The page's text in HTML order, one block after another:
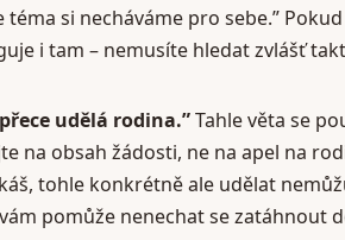
téma si necháváme pro sebe.”
i tam – nemusíte hledat zvlášť
udělá rodina.”Tahle věta se
na obsah žádosti, ne na apel na
tohle konkrétně ale udělat
pomůže nenechat se zatáhnout